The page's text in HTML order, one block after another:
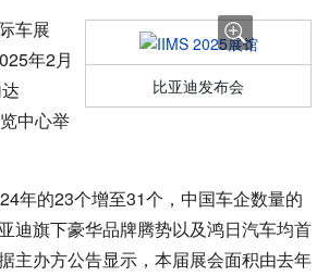
比亚迪发布会
车展
年2月
中心举
的23个增至31个，中国车企数量的
迪旗下豪华品牌腾势以及鸿日汽车均首
主办方公告显示，本届展会面积由去年